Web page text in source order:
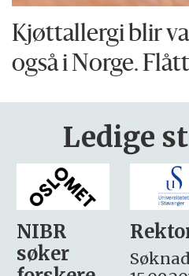
Kjøttallergi blir
også i Norge.
Ledige
Rektor
Søknadsfrist:
innen